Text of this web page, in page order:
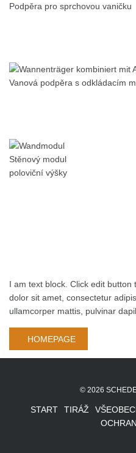
Podpěra pro sprchovou vaničku
Vanová podpěra s odkládacím
Stěnový modul
poloviční výšky
I am text block. Click edit
dolor sit amet, consectetur
ullamcorper mattis, pulvinar
HOMEPAGE
© 2026
START TIRÁŽ